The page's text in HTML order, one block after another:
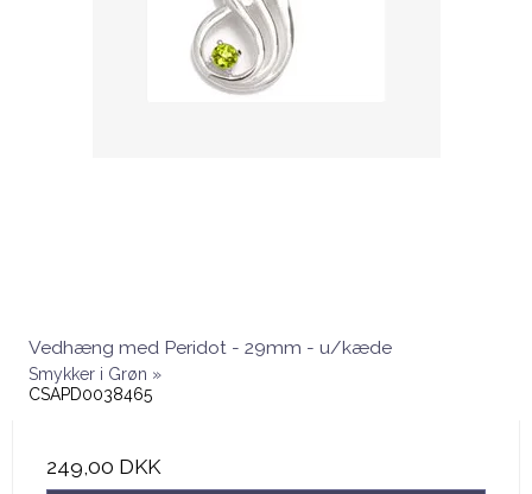
Vedhæng med Peridot - 29mm - u/kæde
Smykker i Grøn »
CSAPD0038465
249,00 DKK